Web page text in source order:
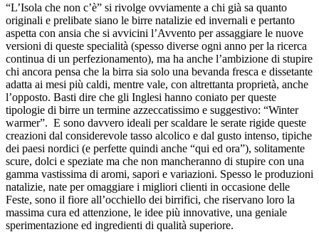
“L’Isola che non c’è” si rivolge ovviamente a chi già sa quanto
originali e prelibate siano le birre natalizie ed invernali e pertanto
aspetta con ansia che si avvicini l’Avvento per assaggiare le nuove
versioni di queste specialità (spesso diverse ogni anno per la ricerca
continua di un perfezionamento), ma ha anche l’ambizione di stupire
chi ancora pensa che la birra sia solo una bevanda fresca e dissetante
adatta ai mesi più caldi, mentre vale, con altrettanta proprietà, anche
l’opposto. Basti dire che gli Inglesi hanno coniato per queste
tipologie di birre un termine azzeccatissimo e suggestivo: “Winter
warmer”. E sono davvero ideali per scaldare le serate rigide queste
creazioni dal considerevole tasso alcolico e dal gusto intenso, tipiche
dei paesi nordici (e perfette quindi anche “qui ed ora”), solitamente
scure, dolci e speziate ma che non mancheranno di stupire con una
gamma vastissima di aromi, sapori e variazioni. Spesso le produzioni
natalizie, nate per omaggiare i migliori clienti in occasione delle
Feste, sono il fiore all’occhiello dei birrifici, che riservano loro la
massima cura ed attenzione, le idee più innovative, una geniale
sperimentazione ed ingredienti di qualità superiore.